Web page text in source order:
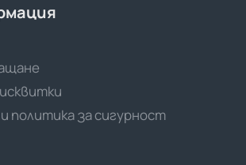
политика за сигурност